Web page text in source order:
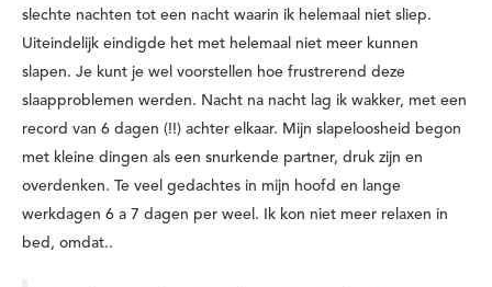
slechte nachten tot een nacht waarin ik helemaal niet sliep.
Uiteindelijk eindigde het met helemaal niet meer kunnen
slapen. Je kunt je wel voorstellen hoe frustrerend deze
slaapproblemen werden. Nacht na nacht lag ik wakker, met een
record van 6 dagen (!!) achter elkaar. Mijn slapeloosheid begon
met kleine dingen als een snurkende partner, druk zijn en
overdenken. Te veel gedachtes in mijn hoofd en lange
werkdagen 6 a 7 dagen per weel. Ik kon niet meer relaxen in
bed, omdat..